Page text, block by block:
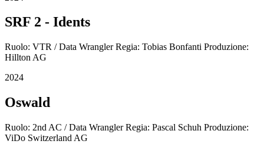
SRF 2 - Idents
Ruolo: VTR / Data Wrangler Regia: Tobias Bonfanti Produzione:
Hillton AG
2024
Oswald
Ruolo: 2nd AC / Data Wrangler Regia: Pascal Schuh Produzione:
ViDo Switzerland AG